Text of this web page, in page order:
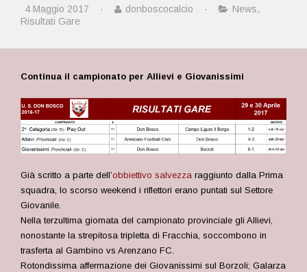
4 Maggio 2017 · donboscocalcio · News,
Risultati Gare
Continua il campionato per Allievi e Giovanissimi
Già scritto a parte dell’obbiettivo salvezza raggiunto dalla Prima
squadra, lo scorso weekend i riflettori erano puntati sul Settore
Giovanile.
Nella terzultima giornata del campionato provinciale gli Allievi,
nonostante la strepitosa tripletta di Fracchia, soccombono in
trasferta al Gambino vs Arenzano FC.
Rotondissima affermazione dei Giovanissimi sul Borzoli; Galarza